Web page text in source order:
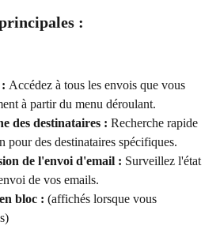
:
Accédez à tous les envois que vous
à partir du menu déroulant.
des destinataires : Recherche rapide
pour des destinataires spécifiques.
de l'envoi d'email : Surveillez l'état
de vos emails.
bloc : (affichés lorsque vous